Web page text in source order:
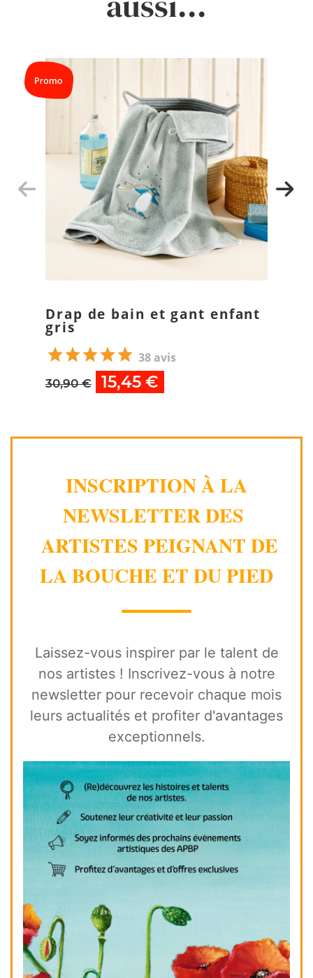
Drap de bain et gant enfant
gris
38 avis
30,90 € 15,45 €
INSCRIPTION À LA
NEWSLETTER DES
ARTISTES PEIGNANT DE
LA BOUCHE ET DU PIED
⸻
Laissez-vous inspirer par le talent de
nos artistes ! Inscrivez-vous à notre
newsletter pour recevoir chaque mois
leurs actualités et profiter d'avantages
exceptionnels.